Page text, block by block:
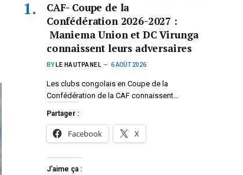
CAF- Coupe de la
Confédération 2026-2027 :
Maniema Union et DC Virunga
connaissent leurs adversaires
BY LE HAUTPANEL 6 AOÛT 2026
Les clubs congolais en Coupe de la
Confédération de la CAF connaissent…
Partager :
Facebook X
J’aime ça :